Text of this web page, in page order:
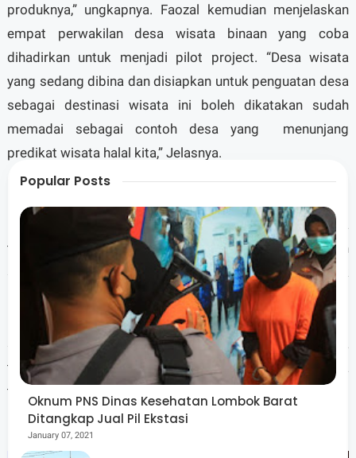
produknya,” ungkapnya. Faozal kemudian menjelaskan
empat perwakilan desa wisata binaan yang coba
dihadirkan untuk menjadi pilot project. “Desa wisata
yang sedang dibina dan disiapkan untuk penguatan desa
sebagai destinasi wisata ini boleh dikatakan sudah
memadai sebagai contoh desa yang menunjang
predikat wisata halal kita,” Jelasnya.
muslimah NTB menyampaikan tujuan kedatangannya
tersebut. Yakni menyampaikan bahwa misi dari gerakan
sebar sedekah hijab ini adalah misi dakwah untuk
menunjang program wisata halal di daerah ini. “kami
ingin menyampaikan gerakan ini dengan cara yang
santun dan dapat diterima oleh masyarakat desa wisata
tersebut sehingga target awal gerakan ini bisa
terlaksana dengan semaksimal mungkin,” Jelasany.
Popular Posts
Oknum PNS Dinas Kesehatan Lombok Barat
Ditangkap Jual Pil Ekstasi
January 07, 2021